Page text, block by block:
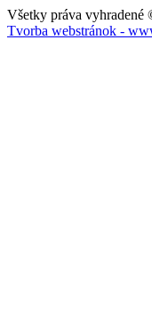
Všetky práva vyhradené
Tvorba webstránok -